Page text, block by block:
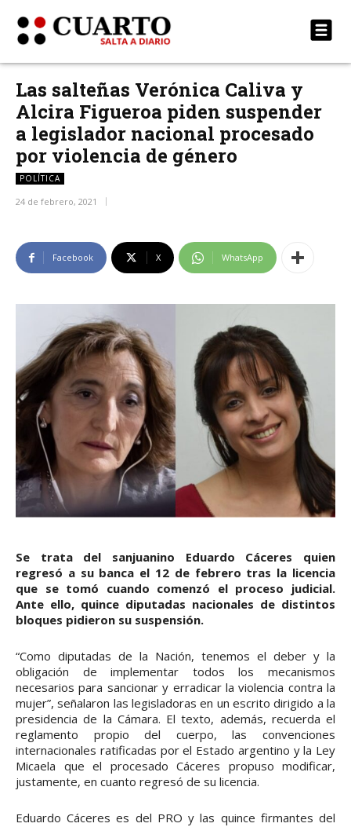
Las salteñas Verónica Caliva y
Alcira Figueroa piden suspender
a legislador nacional procesado
por violencia de género
POLÍTICA
24 de febrero, 2021
Facebook X WhatsApp
Se trata del sanjuanino Eduardo Cáceres quien
regresó a su banca el 12 de febrero tras la licencia
que se tomó cuando comenzó el proceso judicial.
Ante ello, quince diputadas nacionales de distintos
bloques pidieron su suspensión.
“Como diputadas de la Nación, tenemos el deber y la
obligación de implementar todos los mecanismos
necesarios para sancionar y erradicar la violencia contra la
mujer”, señalaron las legisladoras en un escrito dirigido a la
presidencia de la Cámara. El texto, además, recuerda el
reglamento propio del cuerpo, las convenciones
internacionales ratificadas por el Estado argentino y la Ley
Micaela que el procesado Cáceres propuso modificar,
justamente, en cuanto regresó de su licencia.
Eduardo Cáceres es del PRO y las quince firmantes del